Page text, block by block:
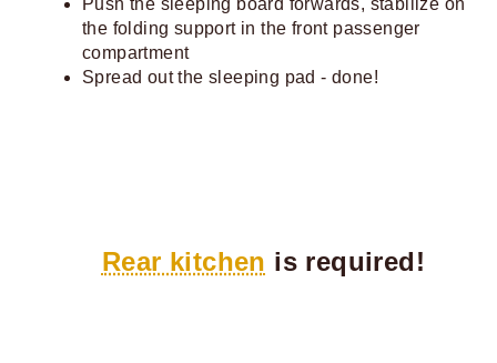
Push the sleeping board forwards, stabilize on
the folding support in the front passenger
compartment
Spread out the sleeping pad - done!
Rear kitchen is required!